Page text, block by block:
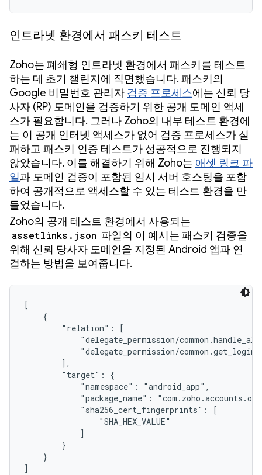
인트라넷 환경에서 패스키 테스트
Zoho는 폐쇄형 인트라넷 환경에서 패스키를 테스트
하는 데 초기 챌린지에 직면했습니다. 패스키의
Google 비밀번호 관리자 검증 프로세스에는 신뢰 당
사자 (RP) 도메인을 검증하기 위한 공개 도메인 액세
스가 필요합니다. 그러나 Zoho의 내부 테스트 환경에
는 이 공개 인터넷 액세스가 없어 검증 프로세스가 실
패하고 패스키 인증 테스트가 성공적으로 진행되지
않았습니다. 이를 해결하기 위해 Zoho는 애셋 링크 파
일과 도메인 검증이 포함된 임시 서버 호스팅을 포함
하여 공개적으로 액세스할 수 있는 테스트 환경을 만
들었습니다.
Zoho의 공개 테스트 환경에서 사용되는
assetlinks.json 파일의 이 예시는 패스키 검증을
위해 신뢰 당사자 도메인을 지정된 Android 앱과 연
결하는 방법을 보여줍니다.
[
    {
        "relation": [
"delegate_permission/
"delegate_permission/
        ],
        "target": {
            "namespace": "android_app",
"package_name":
            "sha256_cert_fingerprints": [
                "SHA_HEX_VALUE"
            ]
        }
    }
]